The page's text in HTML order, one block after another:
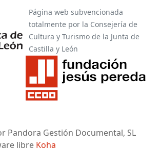
Página web subvencionada
totalmente por la Consejería de
Cultura y Turismo de la Junta de
Castilla y León
Pandora Gestión Documental, SL
libre Koha